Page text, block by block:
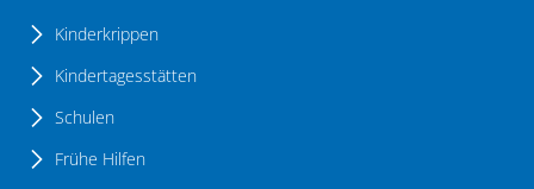
Kinderkrippen
Kindertagesstätten
Schulen
Frühe Hilfen